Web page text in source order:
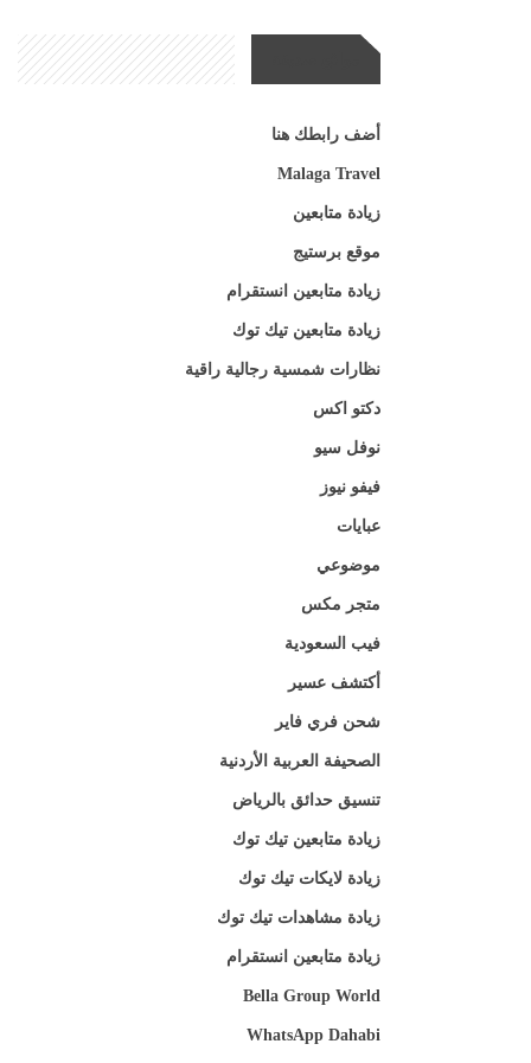
أضف رابطك هنا
Malaga Travel
زيادة متابعين
موقع برستيج
زيادة متابعين انستقرام
زيادة متابعين تيك توك
نظارات شمسية رجالية راقية
دكتو اكس
نوفل سيو
فيفو نيوز
عبايات
موضوعي
متجر مكس
فيب السعودية
أكتشف عسير
شحن فري فاير
الصحيفة العربية الأردنية
تنسيق حدائق بالرياض
زيادة متابعين تيك توك
زيادة لايكات تيك توك
زيادة مشاهدات تيك توك
زيادة متابعين انستقرام
Bella Group World
WhatsApp Dahabi